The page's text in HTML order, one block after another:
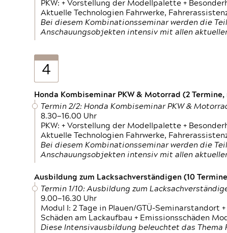
PKW: + Vorstellung der Modellpalette +
Aktuelle Technologien Fahrwerke,
Bei diesem Kombinationsseminar werden die
Anschauungsobjekten intensiv mit allen
4
Honda Kombiseminar PKW & Motorrad (2
Termin 2/2: Honda Kombiseminar PKW &
8.30—16.00 Uhr
PKW: + Vorstellung der Modellpalette +
Aktuelle Technologien Fahrwerke,
Bei diesem Kombinationsseminar werden die
Anschauungsobjekten intensiv mit allen
Ausbildung zum Lacksachverständigen (10
Termin 1/10: Ausbildung zum
9.00—16.30 Uhr
Modul I: 2 Tage in Plauen/GTÜ-Seminarstandort
Schäden am Lackaufbau + Emissionsschäden
Diese Intensivausbildung beleuchtet das Thema